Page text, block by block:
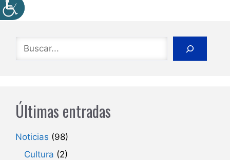
Buscar
Últimas entradas
Noticias (98)
Cultura (2)